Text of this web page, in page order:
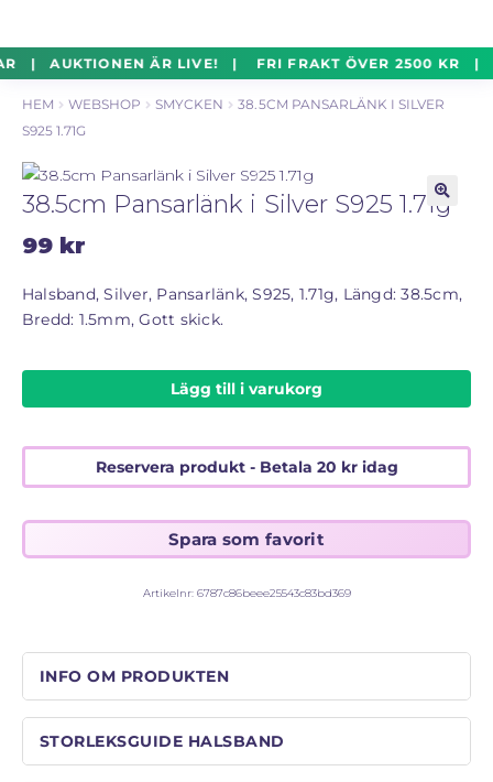
Hoppa
till
navigering
Hoppa
till
innehåll
ÄR LIVE! | FRI FRAKT ÖVER
Silverföremål
Mynt
Parti
Auktioner Online
Mitt Konto
Vill du sälja? – Till Pantbanken
ALLMÄNNA VILLKOR
SÅ FUNGERAR KÖP MED PANTLÅN
HEM WEBSHOP SMYCKEN
38.5CM PANSARLÄNK I SILVER
S925 1.71G
🔍
38.5cm Pansarlänk i Silver S925 1.71g
99 kr
Halsband, Silver, Pansarlänk, S925, 1.71g, Längd: 38.5cm,
Bredd: 1.5mm, Gott skick.
Lägg till i varukorg
Reservera produkt - Betala 20 kridag
Artikelnr: 6787c86beee25543c83bd369
INFO OM PRODUKTEN
STORLEKSGUIDE HALSBAND